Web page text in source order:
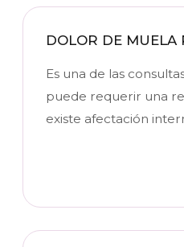
DOLOR DE MUELA
Es una de las
puede requerir una
existe afectación